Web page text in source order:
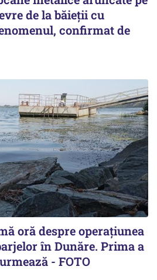
de la băieții cu
confirmat de
oră despre operațiunea
în Dunăre. Prima a
- FOTO